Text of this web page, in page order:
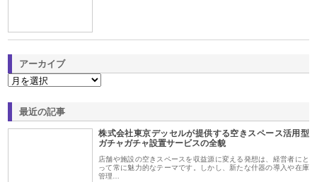
アーカイブ
最近の記事
株式会社東京デッセルが提供する空きスペース活用型
ガチャガチャ設置サービスの全貌
店舗や施設の空きスペースを収益源に変える発想は、経営者にと
って常に魅力的なテーマです。しかし、新たな什器の導入や在庫
管理…